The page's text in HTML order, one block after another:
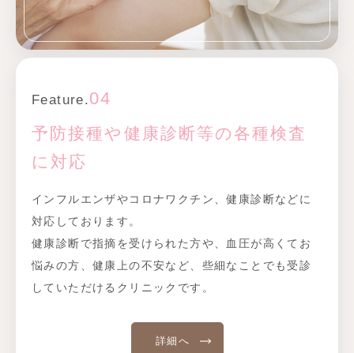
Feature.04
予防接種や健康診断等の各種検査
に対応
インフルエンザやコロナワクチン、健康診断などに
対応しております。
健康診断で指摘を受けられた方や、血圧が高くてお
悩みの方、健康上の不安など、些細なことでも受診
していただけるクリニックです。
詳細へ